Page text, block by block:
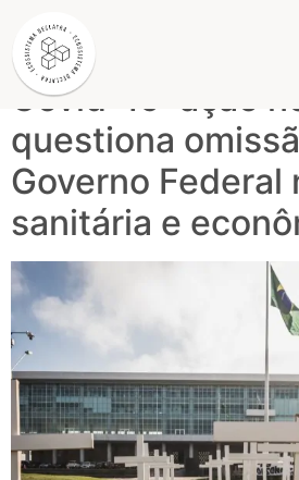
Tag: Crise
Covid-19: ação
questiona
Governo Federal
sanitária e